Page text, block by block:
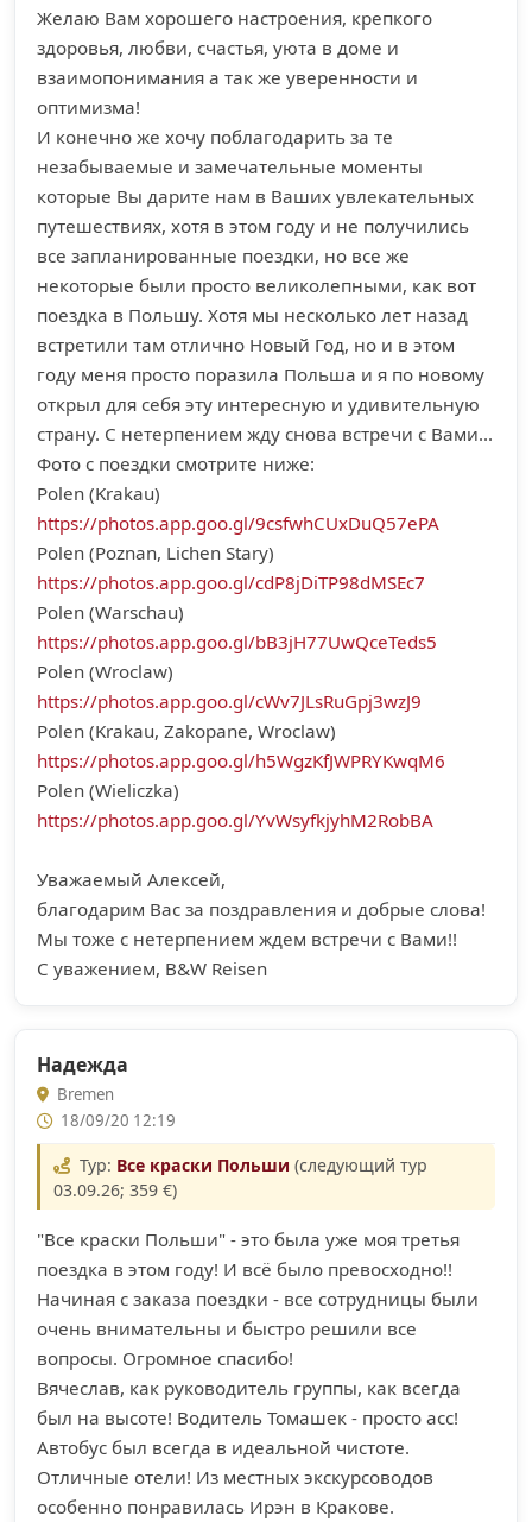
Желаю Вам хорошего настроения, крепкого
здоровья, любви, счастья, уюта в доме и
взаимопонимания а так же уверенности и
оптимизма!
И конечно же хочу поблагодарить за те
незабываемые и замечательные моменты
которые Вы дарите нам в Ваших увлекательных
путешествиях, хотя в этом году и не получились
все запланированные поездки, но все же
некоторые были просто великолепными, как вот
поездка в Польшу. Хотя мы несколько лет назад
встретили там отлично Новый Год, но и в этом
году меня просто поразила Польша и я по новому
открыл для себя эту интересную и удивительную
страну. С нетерпением жду снова встречи с Вами...
Фото с поездки смотрите ниже:
Polen (Krakau)
https://photos.app.goo.gl/9csfwhCUxDuQ57ePA
Polen (Poznan, Lichen Stary)
https://photos.app.goo.gl/cdP8jDiTP98dMSEc7
Polen (Warschau)
https://photos.app.goo.gl/bB3jH77UwQceTeds5
Polen (Wroclaw)
https://photos.app.goo.gl/cWv7JLsRuGpj3wzJ9
Polen (Krakau, Zakopane, Wroclaw)
https://photos.app.goo.gl/h5WgzKfJWPRYKwqM6
Polen (Wieliczka)
https://photos.app.goo.gl/YvWsyfkjyhM2RobBA
Уважаемый Алексей,
благодарим Вас за поздравления и добрые слова!
Мы тоже с нетерпением ждем встречи с Вами!!
С уважением, B&W Reisen
Надежда
Bremen
18/09/20 12:19
Тур: Все краски Польши (следующий тур
03.09.26; 359 €)
"Все краски Польши" - это была уже моя третья
поездка в этом году! И всё было превосходно!!
Начиная с заказа поездки - все сотрудницы были
очень внимательны и быстро решили все
вопросы. Огромное спасибо!
Вячеслав, как руководитель группы, как всегда
был на высоте! Водитель Томашек - просто асс!
Автобус был всегда в идеальной чистоте.
Отличные отели! Из местных экскурсоводов
особенно понравилась Ирэн в Кракове.